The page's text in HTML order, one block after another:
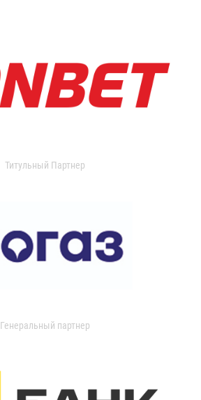
Титульный Партнер
Генеральный партнер